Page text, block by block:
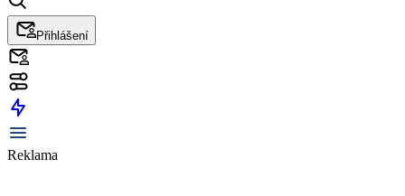
Přihlášení
Reklama